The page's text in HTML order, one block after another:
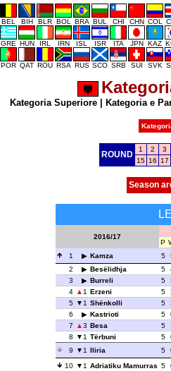
BEL BIH BLR BOL BRA BUL CHI CHN COL
GRE HUN IRL IRN ISL ISR ITA JPN KAZ
POR QAT ROU RSA RUS SCO SRB SUI SVK
Kategoria Superiore Kategoria e
ROUND
1 2
3
15 16 17
Season
2016/17
P
1
Kamza 5
2
Besëlidhja 5
3
Burreli 5
4
1 Erzeni 5
5
1 Shënkolli 5
6
Kastrioti 5
7
3 Besa 5
8
1 Tërbuni 5
9
1 Iliria 5
10
1 Adriatiku Mamurras 5